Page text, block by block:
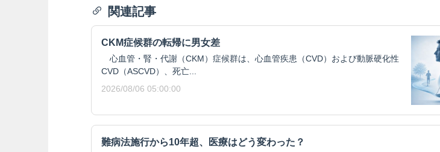
関連記事
CKM症候群の転帰に男女差
心血管・腎・代謝（CKM）症候群は、心血管疾患（CVD）および動脈硬化性
CVD（ASCVD）、死亡...
2026/08/06 05:00:00
難病法施行から10年超、医療はどう変わった？